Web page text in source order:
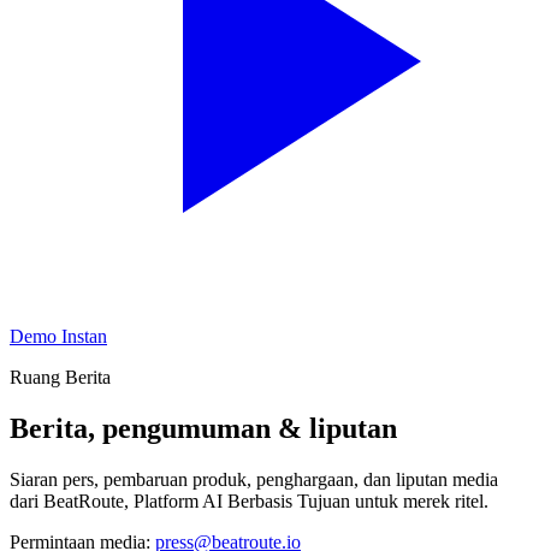
Demo Instan
Ruang Berita
Berita, pengumuman & liputan
Siaran pers, pembaruan produk, penghargaan, dan liputan media
dari BeatRoute, Platform AI Berbasis Tujuan untuk merek ritel.
Permintaan media: press@beatroute.io